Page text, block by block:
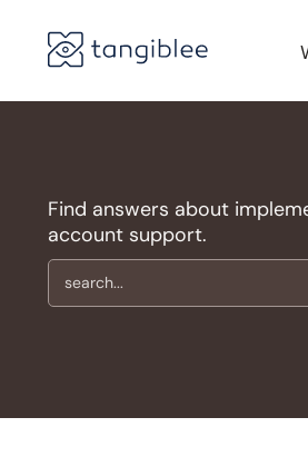
Find answers about
account support.